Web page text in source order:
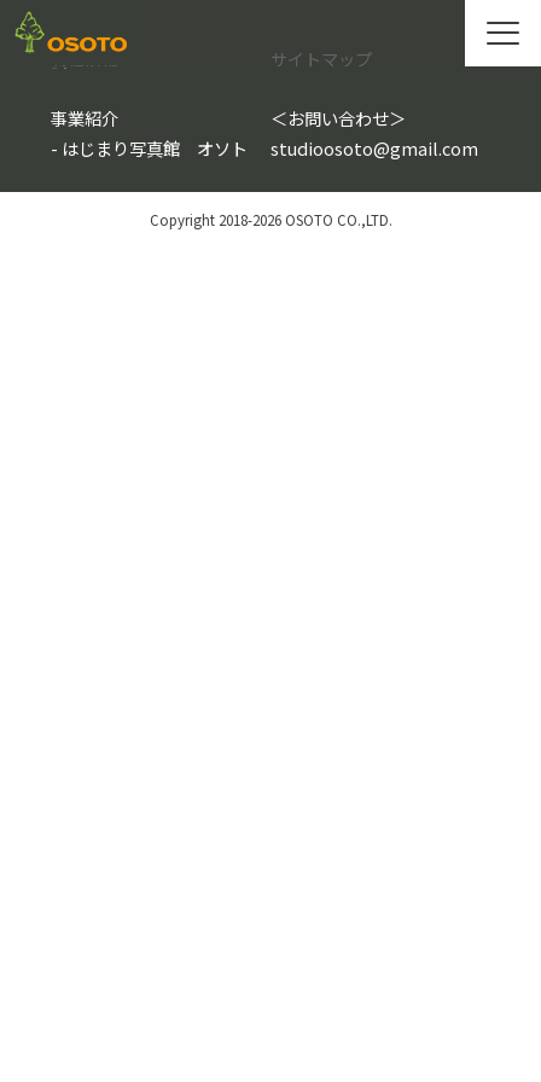
会社情報 サイトマップ
事業紹介
- はじまり写真館 オソト
＜お問い合わせ＞
studioosoto@gmail.com
Copyright 2018-2026 OSOTO CO.,LTD.